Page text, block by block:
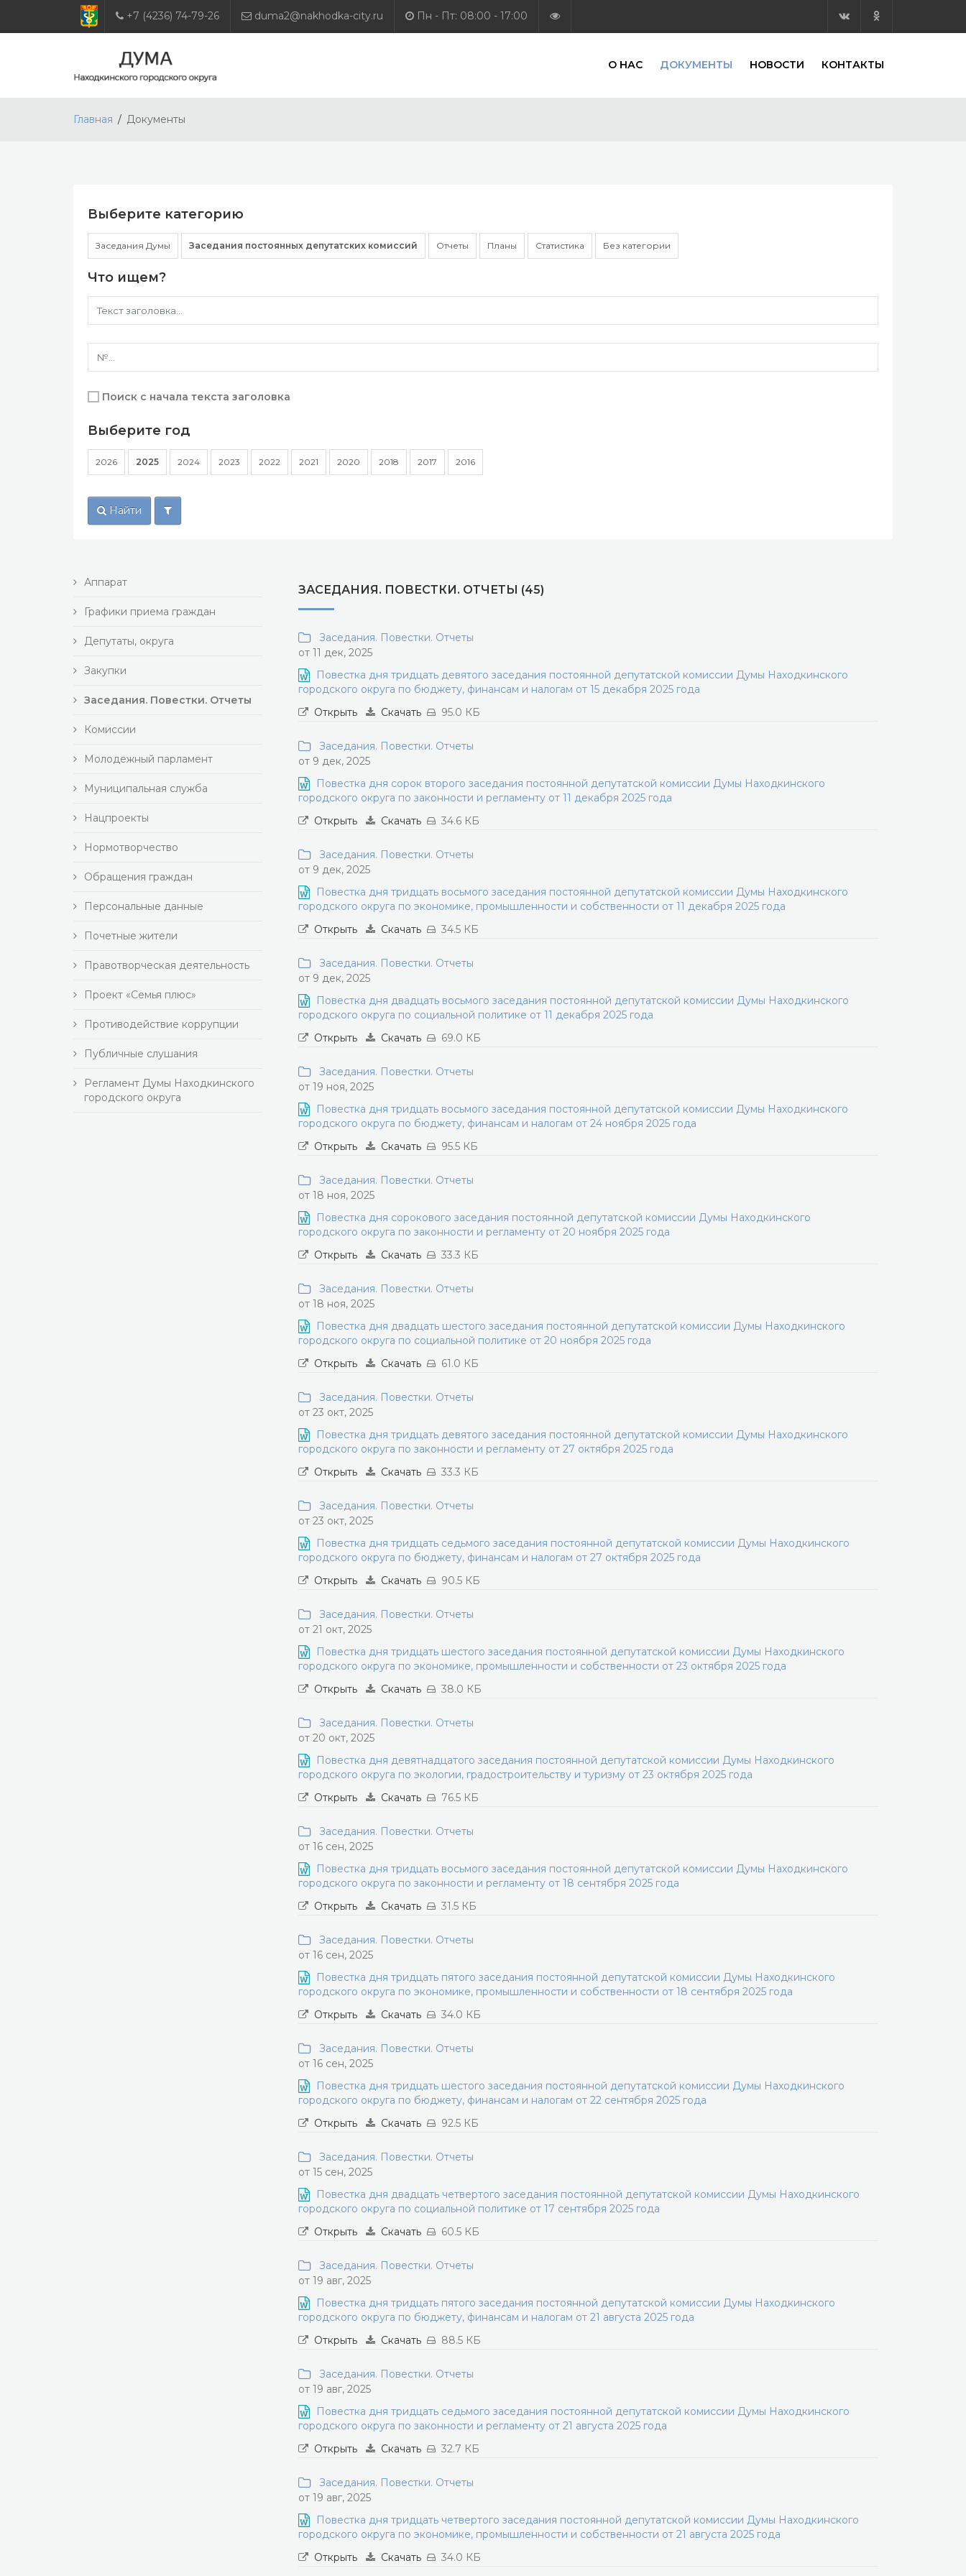
+7 (4236) 74-79-26 duma2@nakhodka-city.ru Пн - Пт: 08:00 - 17:00
О НАС ДОКУМЕНТЫ НОВОСТИ КОНТАКТЫ
Главная Документы
Выберите категорию
Заседания Думы Заседания постоянных депутатских комиссий Отчеты Планы Статистика Без категории
Что ищем?
Поиск с начала текста заголовка
Выберите год
2026 2025 2024 2023 2022 2021 2020 2018 2017 2016
Найти
Аппарат
Графики приема граждан
Депутаты, округа
Закупки
Заседания. Повестки. Отчеты
Комиссии
Молодежный парламент
Муниципальная служба
Нацпроекты
Нормотворчество
Обращения граждан
Персональные данные
Почетные жители
Правотворческая деятельность
Проект «Семья плюс»
Противодействие коррупции
Публичные слушания
Регламент Думы Находкинского
городского округа
ЗАСЕДАНИЯ. ПОВЕСТКИ. ОТЧЕТЫ (45)
Заседания. Повестки. Отчеты
от 11 дек, 2025
Повестка дня тридцать девятого заседания постоянной депутатской комиссии Думы Находкинского
городского округа по бюджету, финансам и налогам от 15 декабря 2025 года
Открыть
Скачать 95.0 КБ
Заседания. Повестки. Отчеты
от 9 дек, 2025
Повестка дня сорок второго заседания постоянной депутатской комиссии Думы Находкинского
городского округа по законности и регламенту от 11 декабря 2025 года
Открыть
Скачать 34.6 КБ
Заседания. Повестки. Отчеты
от 9 дек, 2025
Повестка дня тридцать восьмого заседания постоянной депутатской комиссии Думы Находкинского
городского округа по экономике, промышленности и собственности от 11 декабря 2025 года
Открыть
Скачать 34.5 КБ
Заседания. Повестки. Отчеты
от 9 дек, 2025
Повестка дня двадцать восьмого заседания постоянной депутатской комиссии Думы Находкинского
городского округа по социальной политике от 11 декабря 2025 года
Открыть
Скачать 69.0 КБ
Заседания. Повестки. Отчеты
от 19 ноя, 2025
Повестка дня тридцать восьмого заседания постоянной депутатской комиссии Думы Находкинского
городского округа по бюджету, финансам и налогам от 24 ноября 2025 года
Открыть
Скачать 95.5 КБ
Заседания. Повестки. Отчеты
от 18 ноя, 2025
Повестка дня сорокового заседания постоянной депутатской комиссии Думы Находкинского
городского округа по законности и регламенту от 20 ноября 2025 года
Открыть
Скачать 33.3 КБ
Заседания. Повестки. Отчеты
от 18 ноя, 2025
Повестка дня двадцать шестого заседания постоянной депутатской комиссии Думы Находкинского
городского округа по социальной политике от 20 ноября 2025 года
Открыть
Скачать 61.0 КБ
Заседания. Повестки. Отчеты
от 23 окт, 2025
Повестка дня тридцать девятого заседания постоянной депутатской комиссии Думы Находкинского
городского округа по законности и регламенту от 27 октября 2025 года
Открыть
Скачать 33.3 КБ
Заседания. Повестки. Отчеты
от 23 окт, 2025
Повестка дня тридцать седьмого заседания постоянной депутатской комиссии Думы Находкинского
городского округа по бюджету, финансам и налогам от 27 октября 2025 года
Открыть
Скачать 90.5 КБ
Заседания. Повестки. Отчеты
от 21 окт, 2025
Повестка дня тридцать шестого заседания постоянной депутатской комиссии Думы Находкинского
городского округа по экономике, промышленности и собственности от 23 октября 2025 года
Открыть
Скачать 38.0 КБ
Заседания. Повестки. Отчеты
от 20 окт, 2025
Повестка дня девятнадцатого заседания постоянной депутатской комиссии Думы Находкинского
городского округа по экологии, градостроительству и туризму от 23 октября 2025 года
Открыть
Скачать 76.5 КБ
Заседания. Повестки. Отчеты
от 16 сен, 2025
Повестка дня тридцать восьмого заседания постоянной депутатской комиссии Думы Находкинского
городского округа по законности и регламенту от 18 сентября 2025 года
Открыть
Скачать 31.5 КБ
Заседания. Повестки. Отчеты
от 16 сен, 2025
Повестка дня тридцать пятого заседания постоянной депутатской комиссии Думы Находкинского
городского округа по экономике, промышленности и собственности от 18 сентября 2025 года
Открыть
Скачать 34.0 КБ
Заседания. Повестки. Отчеты
от 16 сен, 2025
Повестка дня тридцать шестого заседания постоянной депутатской комиссии Думы Находкинского
городского округа по бюджету, финансам и налогам от 22 сентября 2025 года
Открыть
Скачать 92.5 КБ
Заседания. Повестки. Отчеты
от 15 сен, 2025
Повестка дня двадцать четвертого заседания постоянной депутатской комиссии Думы Находкинского
городского округа по социальной политике от 17 сентября 2025 года
Открыть
Скачать 60.5 КБ
Заседания. Повестки. Отчеты
от 19 авг, 2025
Повестка дня тридцать пятого заседания постоянной депутатской комиссии Думы Находкинского
городского округа по бюджету, финансам и налогам от 21 августа 2025 года
Открыть
Скачать 88.5 КБ
Заседания. Повестки. Отчеты
от 19 авг, 2025
Повестка дня тридцать седьмого заседания постоянной депутатской комиссии Думы Находкинского
городского округа по законности и регламенту от 21 августа 2025 года
Открыть
Скачать 32.7 КБ
Заседания. Повестки. Отчеты
от 19 авг, 2025
Повестка дня тридцать четвертого заседания постоянной депутатской комиссии Думы Находкинского
городского округа по экономике, промышленности и собственности от 21 августа 2025 года
Открыть
Скачать 34.0 КБ